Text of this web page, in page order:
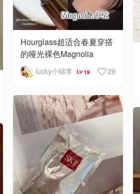
Hourglass超适合春夏穿搭
的哑光裸色Magnolia
lucky小锦李 19 29